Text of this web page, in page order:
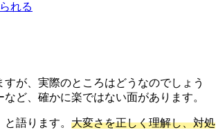
れる
が、実際のところはどうなのでしょう
ど、確かに楽ではない面があります。
語ります。 大変さを正しく理解し、対処